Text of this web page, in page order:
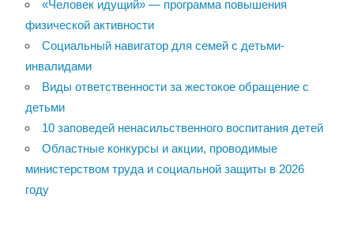
«Человек идущий» — программа повышения
физической активности
Социальный навигатор для семей с детьми-
инвалидами
Виды ответственности за жестокое обращение с
детьми
10 заповедей ненасильственного воспитания детей
Областные конкурсы и акции, проводимые
министерством труда и социальной защиты в 2026
году